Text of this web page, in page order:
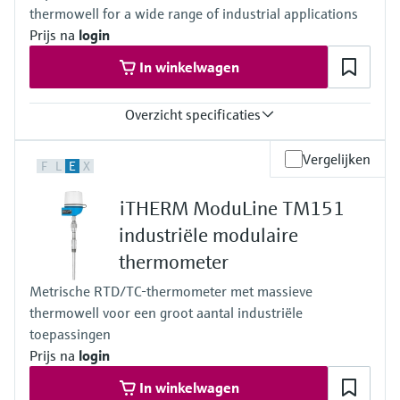
thermowell for a wide range of industrial applications
Prijs na login
In winkelwagen
Overzicht specificaties
Class AA acc. to IEC 60751
Class A acc. to IEC 60751
Class B acc. to IEC 60751
Class special or standard acc. to ASTM E230
Class 1 or 2 acc. to IEC 60584-2
depending on configuration
Max. process pressure (static)
depending on the configuration up to 500 bar
Operating temperature range
PT100 TF iTHERM StrongSens:
-50 °C ...500 °C
F L E X Vergelijken
iTHERM ModuLine TM151
industriële modulaire
thermometer
Metrische RTD/TC-thermometer met massieve
thermowell voor een groot aantal industriële
toepassingen
Prijs na login
In winkelwagen